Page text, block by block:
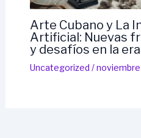
Arte Cubano y La
Artificial: Nuevas
y desafíos en la
Uncategorized /noviembre